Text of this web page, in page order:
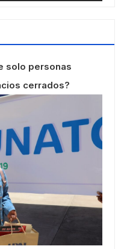
solo personas
cerrados?